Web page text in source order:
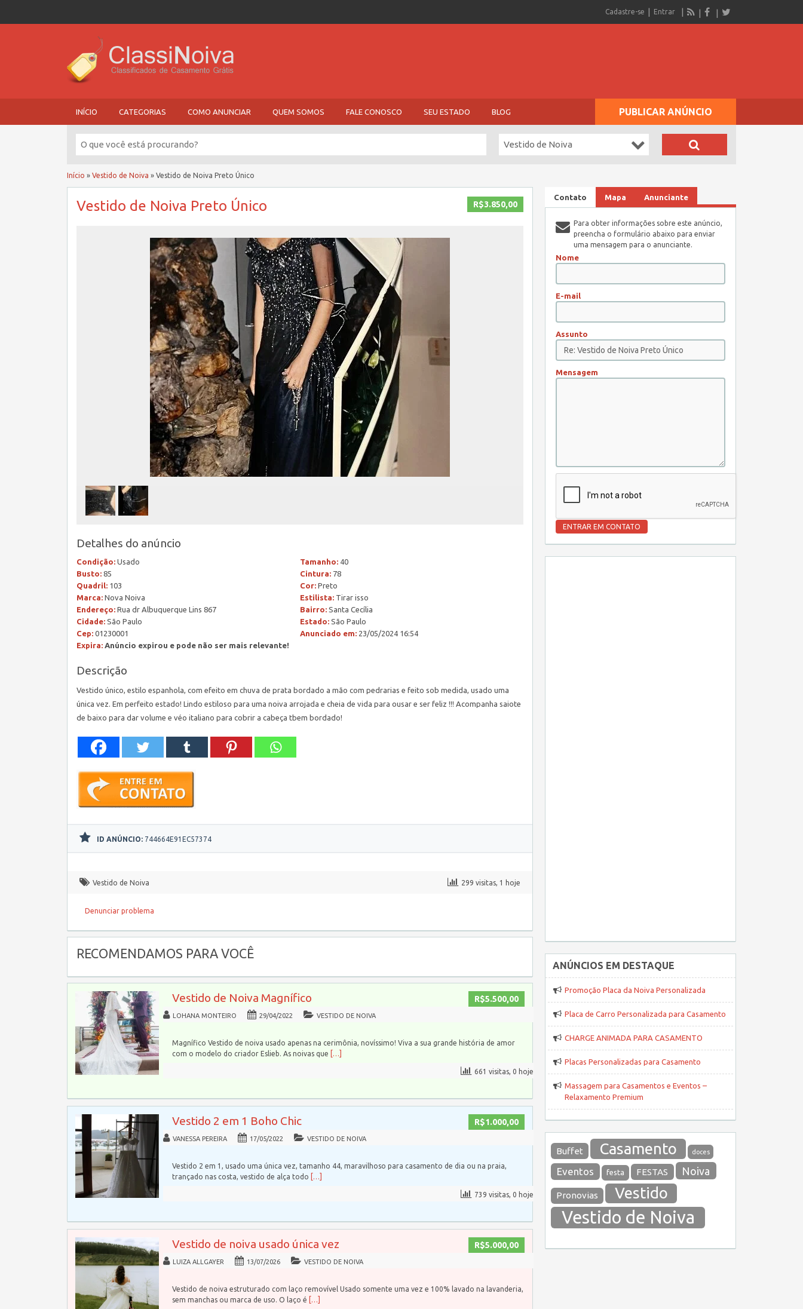
Cadastre-se Entrar
INÍCIO CATEGORIAS COMO ANUNCIAR QUEM SOMOS FALE CONOSCO SEU ESTADO BLOG PUBLICAR ANÚNCIO
Vestido de Noiva
Início » Vestido de Noiva » Vestido de Noiva Preto Único
R$3.850,00
Vestido de Noiva Preto Único
Detalhes do anúncio
Condição: Usado Tamanho: 40
Busto: 85 Cintura: 78
Quadril: 103 Cor: Preto
Marca: Nova Noiva Estilista: Tirar isso
Endereço: Rua dr Albuquerque Lins 867 Bairro: Santa Cecília
Cidade: São Paulo Estado: São Paulo
Cep: 01230001 Anunciado em: 23/05/2024 16:54
Expira: Anúncio expirou e pode não ser mais relevante!
Descrição
Vestido único, estilo espanhola, com efeito em chuva de prata bordado a mão com pedrarias e feito sob medida, usado uma
única vez. Em perfeito estado! Lindo estiloso para uma noiva arrojada e cheia de vida para ousar e ser feliz !!! Acompanha saiote
de baixo para dar volume e véo italiano para cobrir a cabeça tbem bordado!
ID ANÚNCIO: 744664E91EC57374
Vestido de Noiva 299 visitas, 1 hoje
Denunciar problema
RECOMENDAMOS PARA VOCÊ
R$5.500,00
Vestido de Noiva Magnífico
LOHANA MONTEIRO 29/04/2022 VESTIDO DE NOIVA
Magnífico Vestido de noiva usado apenas na cerimônia, novíssimo! Viva a sua grande história de amor
com o modelo do criador Eslieb. As noivas que […]
661 visitas, 0 hoje
R$1.000,00
Vestido 2 em 1 Boho Chic
VANESSA PEREIRA 17/05/2022 VESTIDO DE NOIVA
Vestido 2 em 1, usado uma única vez, tamanho 44, maravilhoso para casamento de dia ou na praia,
trançado nas costa, vestido de alça todo […]
739 visitas, 0 hoje
R$5.000,00
Vestido de noiva usado única vez
LUIZA ALLGAYER 13/07/2026 VESTIDO DE NOIVA
Vestido de noiva estruturado com laço removível Usado somente uma vez e 100% lavado na lavanderia,
sem manchas ou marca de uso. O laço é […]
Contato Mapa Anunciante
Para obter informações sobre este anúncio,
preencha o formulário abaixo para enviar
uma mensagem para o anunciante.
Nome
E-mail
Assunto
Mensagem
ANÚNCIOS EM DESTAQUE
Promoção Placa da Noiva Personalizada
Placa de Carro Personalizada para Casamento
CHARGE ANIMADA PARA CASAMENTO
Placas Personalizadas para Casamento
Massagem para Casamentos e Eventos –
Relaxamento Premium
Buffet Casamento doces
Eventos festa FESTAS Noiva
Pronovias Vestido
Vestido de Noiva